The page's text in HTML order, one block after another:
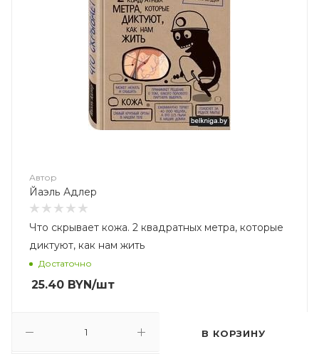
Автор
Йаэль Адлер
Что скрывает кожа. 2 квадратных метра, которые
диктуют, как нам жить
Достаточно
25.40 BYN/шт
В КОРЗИНУ